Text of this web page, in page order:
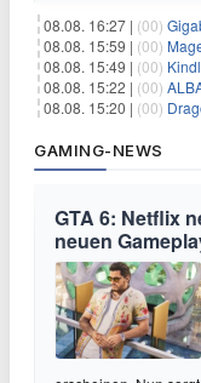
08.08. 16:27 | (00)
08.08. 15:59 | (00)
08.08. 15:49 | (00) Kindle
08.08. 15:22 | (00)
08.08. 15:20 | (00)
GAMING-NEWS
GTA 6: Netflix
neuen